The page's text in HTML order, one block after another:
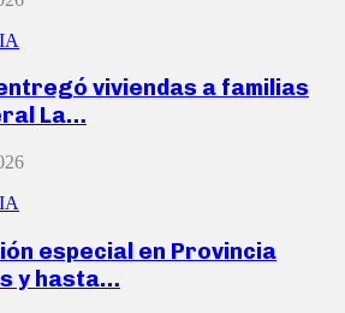
viviendas a familias
La…
especial en Provincia
y hasta…